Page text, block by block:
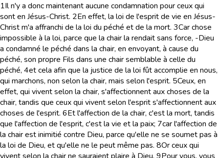
1Il n'y a donc maintenant aucune condamnation pour ceux qui
sont en Jésus-Christ. 2En effet, la loi de l'esprit de vie en Jésus-
Christ m'a affranchi de la loi du péché et de la mort. 3Car chose
impossible à la loi, parce que la chair la rendait sans force, -Dieu
a condamné le péché dans la chair, en envoyant, à cause du
péché, son propre Fils dans une chair semblable à celle du
péché, 4et cela afin que la justice de la loi fût accomplie en nous,
qui marchons, non selon la chair, mais selon l'esprit. 5Ceux, en
effet, qui vivent selon la chair, s'affectionnent aux choses de la
chair, tandis que ceux qui vivent selon l'esprit s'affectionnent aux
choses de l'esprit. 6Et l'affection de la chair, c'est la mort, tandis
que l'affection de l'esprit, c'est la vie et la paix; 7car l'affection de
la chair est inimitié contre Dieu, parce qu'elle ne se soumet pas à
la loi de Dieu, et qu'elle ne le peut même pas. 8Or ceux qui